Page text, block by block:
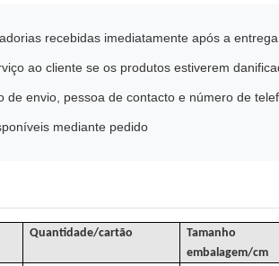
recebidas imediatamente após a entrega.
ao cliente se os produtos estiverem
de envio, pessoa de contacto e número de
mediante pedido
Quantidade/cartão
embalagem/cm